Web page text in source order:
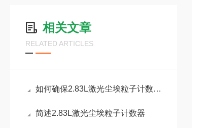
相关文章
RELATED ARTICLES
如何确保2.83L激光尘埃粒子计数器能正常使用？
简述2.83L激光尘埃粒子计数器